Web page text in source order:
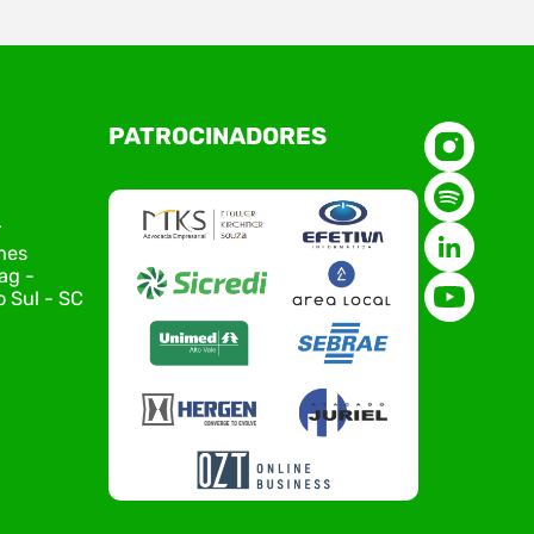
O Polo ACATE-ACIRS, por meio do NIAVI – Núcleo
de Tecnologia da Informação do Alto Vale do
Conexão Tech NIAVI, reunindo empresas de
tecnologia da região para uma noite de
conteúdo estratégico e
de novas iniciativas para o setor.
encontro aconteceu em Rio…
-
Sul - SC
PATROCINADORES